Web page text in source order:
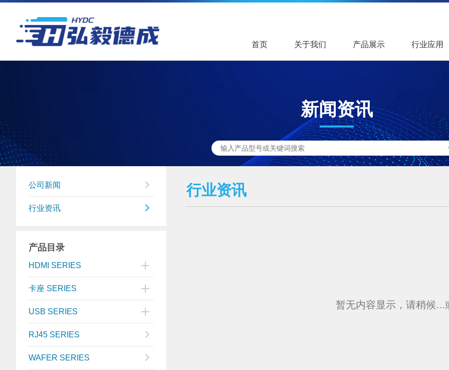
首页 关于我们 产品展示 行业应用
新闻资讯
公司新闻
行业资讯
产品目录
HDMI SERIES
卡座 SERIES
USB SERIES
RJ45 SERIES
WAFER SERIES
行业资讯
暂无内容显示，请稍候